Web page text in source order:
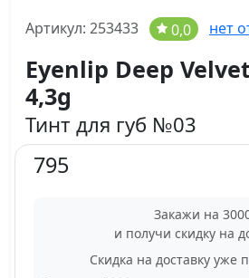
Артикул: 253433 0,0 нет
Eyenlip Deep
4,3g
Тинт для губ №03
795
Закажи на
и получи скидку на
Скидка на доставку уже